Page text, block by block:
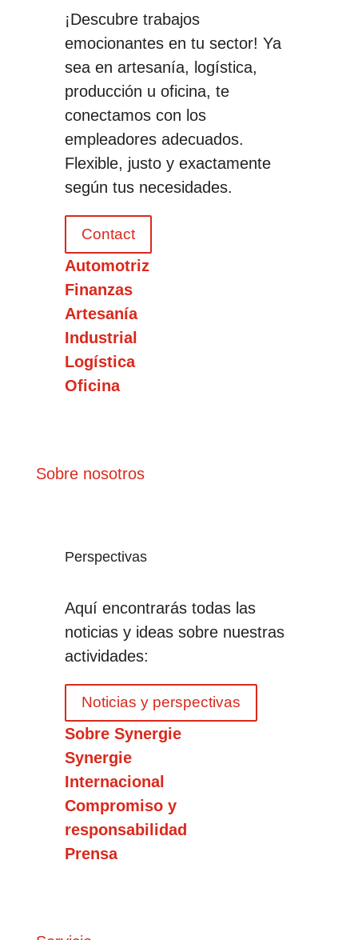
¡Descubre trabajos
emocionantes en tu sector! Ya
sea en artesanía, logística,
producción u oficina, te
conectamos con los
empleadores adecuados.
Flexible, justo y exactamente
según tus necesidades.
Contact
Automotriz
Finanzas
Artesanía
Industrial
Logística
Oficina
Sobre nosotros
Perspectivas
Aquí encontrarás todas las
noticias y ideas sobre nuestras
actividades:
Noticias y perspectivas
Sobre Synergie
Synergie
Internacional
Compromiso y
responsabilidad
Prensa